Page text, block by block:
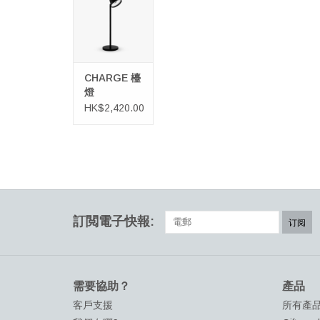
加入購物車
CHARGE 檯
燈
HK$2,420.00
訂閲電子快報: 订阅
需要協助？
客戶支援
產品
所有產